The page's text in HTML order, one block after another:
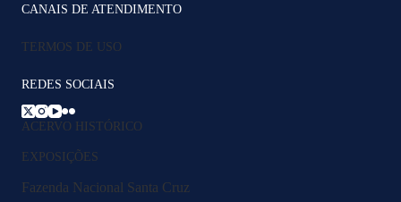
CANAIS DE ATENDIMENTO
TERMOS DE USO
REDES SOCIAIS
ACERVO HISTÓRICO
EXPOSIÇÕES
Fazenda Nacional Santa Cruz